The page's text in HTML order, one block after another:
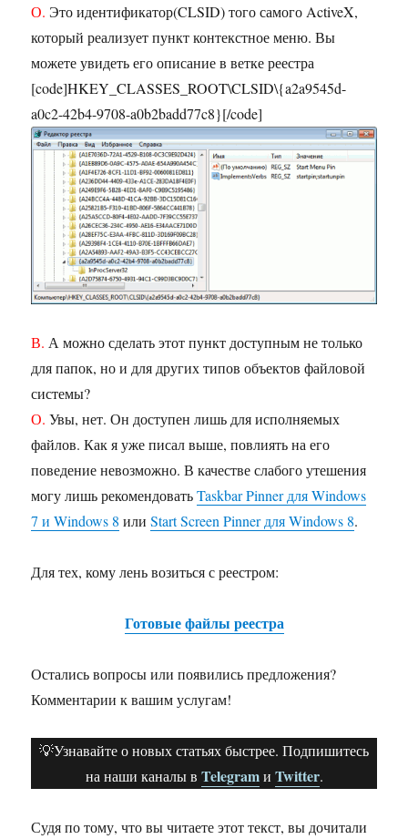
О. Это идентификатор(CLSID) того самого ActiveX,
который реализует пункт контекстное меню. Вы
можете увидеть его описание в ветке реестра
[code]HKEY_CLASSES_ROOT\CLSID\{a2a9545d-
a0c2-42b4-9708-a0b2badd77c8}[/code]
В. А можно сделать этот пункт доступным не только
для папок, но и для других типов объектов файловой
системы?
О. Увы, нет. Он доступен лишь для исполняемых
файлов. Как я уже писал выше, повлиять на его
поведение невозможно. В качестве слабого утешения
могу лишь рекомендоватьTaskbar Pinner для Windows
7 и Windows 8 илиStart Screen Pinner для Windows 8.
Для тех, кому лень возиться с реестром:
Готовые файлы реестра
Остались вопросы или появились предложения?
Комментарии к вашим услугам!
💡Узнавайте о новых статьях быстрее. Подпишитесь
на наши каналы в Telegramи Twitter.
Судя по тому, что вы читаете этот текст, вы дочитали